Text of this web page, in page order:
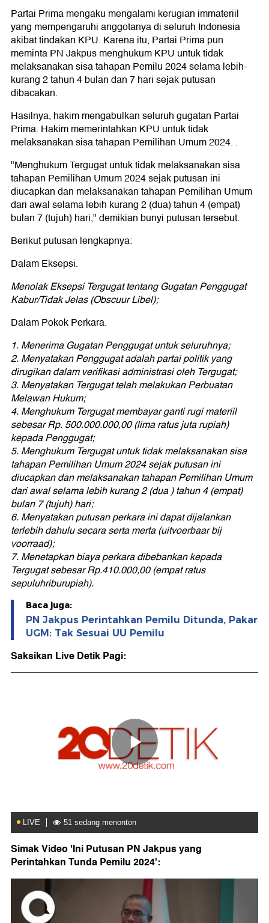
Partai Prima mengaku mengalami kerugian immateriil
yang mempengaruhi anggotanya di seluruh Indonesia
akibat tindakan KPU. Karena itu, Partai Prima pun
meminta PN Jakpus menghukum KPU untuk tidak
melaksanakan sisa tahapan Pemilu 2024 selama lebih-
kurang 2 tahun 4 bulan dan 7 hari sejak putusan
dibacakan.
Hasilnya, hakim mengabulkan seluruh gugatan Partai
Prima. Hakim memerintahkan KPU untuk tidak
melaksanakan sisa tahapan Pemilihan Umum 2024. .
"Menghukum Tergugat untuk tidak melaksanakan sisa
tahapan Pemilihan Umum 2024 sejak putusan ini
diucapkan dan melaksanakan tahapan Pemilihan Umum
dari awal selama lebih kurang 2 (dua) tahun 4 (empat)
bulan 7 (tujuh) hari," demikian bunyi putusan tersebut.
Berikut putusan lengkapnya:
Dalam Eksepsi.
Menolak Eksepsi Tergugat tentang Gugatan Penggugat
Kabur/Tidak Jelas (Obscuur Libel);
Dalam Pokok Perkara.
1. Menerima Gugatan Penggugat untuk seluruhnya;
2. Menyatakan Penggugat adalah partai politik yang
dirugikan dalam verifikasi administrasi oleh Tergugat;
3. Menyatakan Tergugat telah melakukan Perbuatan
Melawan Hukum;
4. Menghukum Tergugat membayar ganti rugi materiil
sebesar Rp. 500.000.000,00 (lima ratus juta rupiah)
kepada Penggugat;
5. Menghukum Tergugat untuk tidak melaksanakan sisa
tahapan Pemilihan Umum 2024 sejak putusan ini
diucapkan dan melaksanakan tahapan Pemilihan Umum
dari awal selama lebih kurang 2 (dua ) tahun 4 (empat)
bulan 7 (tujuh) hari;
6. Menyatakan putusan perkara ini dapat dijalankan
terlebih dahulu secara serta merta (uitvoerbaar bij
voorraad);
7. Menetapkan biaya perkara dibebankan kepada
Tergugat sebesar Rp.410.000,00 (empat ratus
sepuluhriburupiah).
Baca juga:
PN Jakpus Perintahkan Pemilu Ditunda, Pakar
UGM: Tak Sesuai UU Pemilu
Saksikan Live Detik Pagi:
Simak Video 'Ini Putusan PN Jakpus yang
Perintahkan Tunda Pemilu 2024':